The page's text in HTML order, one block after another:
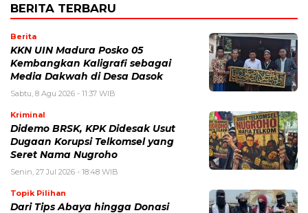
BERITA TERBARU
Berita
KKN UIN Madura Posko 05
Kembangkan Kaligrafi sebagai
Media Dakwah di Desa Dasok
Sabtu, 8 Agu 2026 - 11:37 WIB
Kriminal
Didemo BRSK, KPK Didesak Usut
Dugaan Korupsi Telkomsel yang
Seret Nama Nugroho
Senin, 27 Jul 2026 - 18:48 WIB
Topik Pilihan
Dari Tips Abaya hingga Donasi